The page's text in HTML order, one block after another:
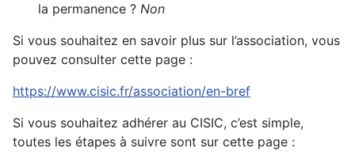
la permanence ? Non
Si vous souhaitez en savoir plus sur l’association, vous
pouvez consulter cette page :
https://www.cisic.fr/association/en-bref
Si vous souhaitez adhérer au CISIC, c’est simple,
toutes les étapes à suivre sont sur cette page :